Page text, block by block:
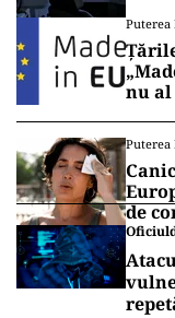
Puterea
nu
Puterea
de